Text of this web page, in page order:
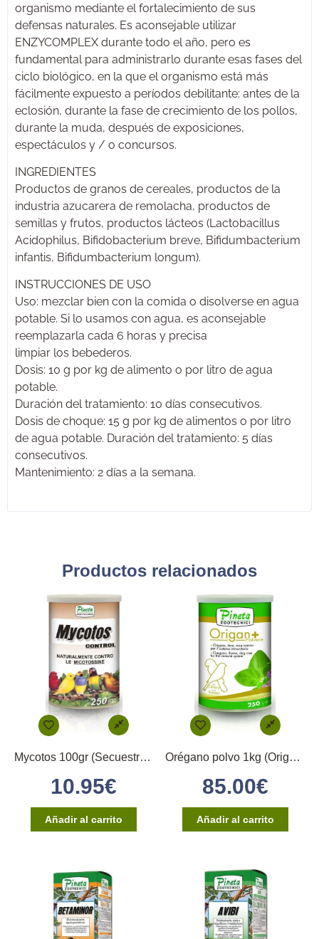
organismo mediante el fortalecimiento de sus
defensas naturales. Es aconsejable utilizar
ENZYCOMPLEX durante todo el año, pero es
fundamental para administrarlo durante esas fases del
ciclo biológico, en la que el organismo está más
fácilmente expuesto a períodos debilitante: antes de la
eclosión, durante la fase de crecimiento de los pollos,
durante la muda, después de exposiciones,
espectáculos y / o concursos.
INGREDIENTES
Productos de granos de cereales, productos de la
industria azucarera de remolacha, productos de
semillas y frutos, productos lácteos (Lactobacillus
Acidophilus, Bifidobacterium breve, Bifidumbacterium
infantis, Bifidumbacterium longum).
INSTRUCCIONES DE USO
Uso: mezclar bien con la comida o disolverse en agua
potable. Si lo usamos con agua, es aconsejable
reemplazarla cada 6 horas y precisa
limpiar los bebederos.
Dosis: 10 g por kg de alimento o por litro de agua
potable.
Duración del tratamiento: 10 días consecutivos.
Dosis de choque: 15 g por kg de alimentos o por litro
de agua potable. Duración del tratamiento: 5 días
consecutivos.
Mantenimiento: 2 días a la semana.
Productos relacionados
Mycotos 100gr (Secuestrante de Micotoxinas)
10.95€
Añadir al carrito
Orégano polvo 1kg (Origan+)
85.00€
Añadir al carrito